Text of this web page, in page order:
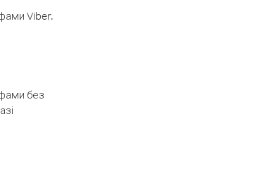
Viber.
без